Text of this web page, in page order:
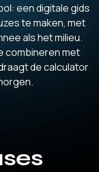
een digitale gids
te maken, met
als het milieu.
combineren met
de calculator